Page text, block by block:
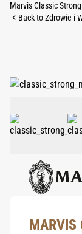
Marvis Classic
Back to Zdrowie i
MARVIS